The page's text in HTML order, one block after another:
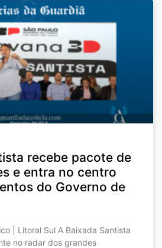
recebe pacote de
e entra no centro
do Governo de
| Litoral Sul A Baixada Santista
no radar dos grandes